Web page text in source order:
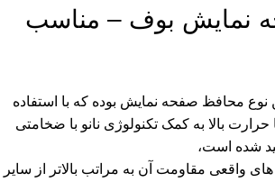
نمایش بوف – مناسب
محافظ صفحه نمایش بوده که با استفاده
بالا به کمک تکنولوژی نانو با ضخامتی
واقعی مقاومت آن به مراتب بالاتر از سایر